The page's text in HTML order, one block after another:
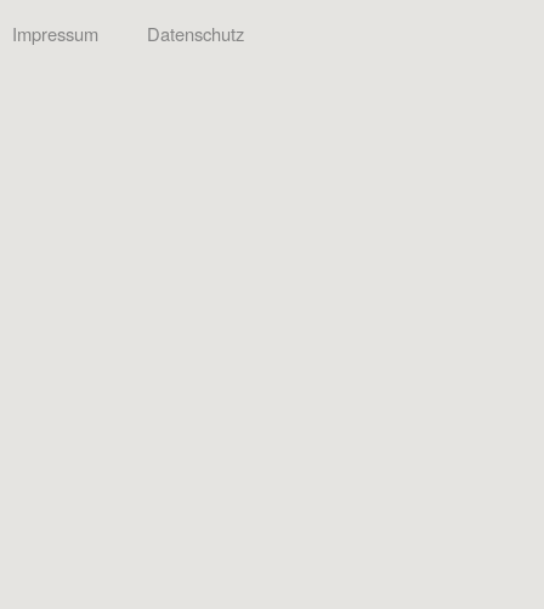
Impressum Datenschutz